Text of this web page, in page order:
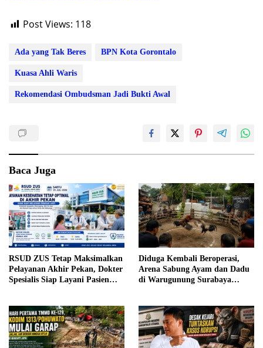
Post Views: 118
Ada yang Tak Beres BPN Kota Gorontalo
Kuasa Ahli Waris
Rekomendasi Ombudsman Jadi Bukti Awal
Baca Juga
RSUD ZUS Tetap Maksimalkan
Pelayanan Akhir Pekan, Dokter
Spesialis Siap Layani Pasien
Diduga Kembali Beroperasi,
Arena Sabung Ayam dan Dadu
di Warugunung Surabaya